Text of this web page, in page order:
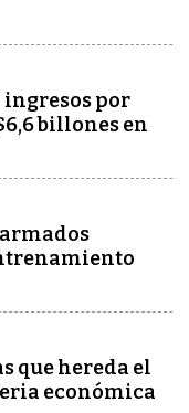
ingresos por
billones en
que hereda el
económica